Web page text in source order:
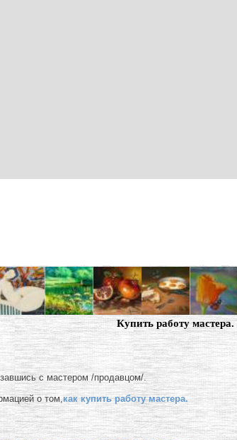
Купить работу мастера.
с мастером /продавцом/.
о том,как купить работу мастера.